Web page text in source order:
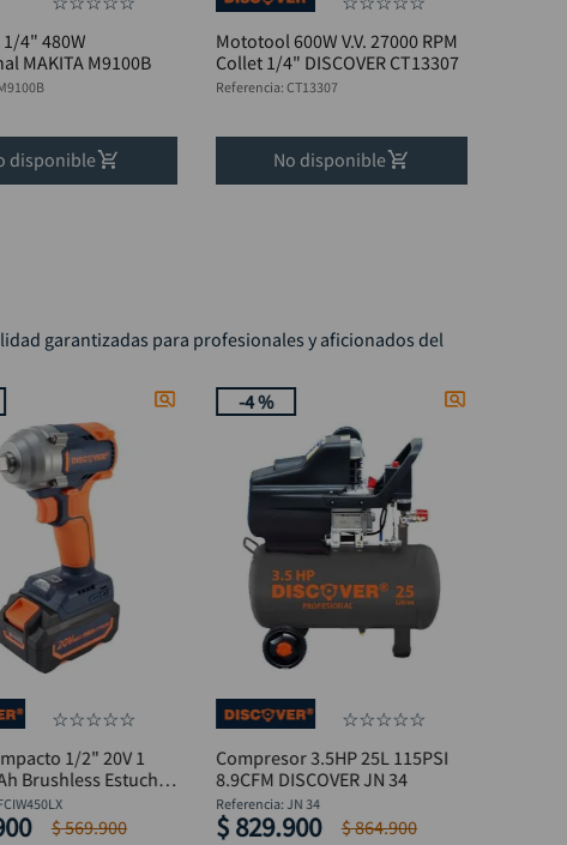
4" 480W
MAKITA M9100B
disponible
Mototool 600W V.V. 27000 RPM
Collet 1/4" DISCOVER CT13307
Referencia: CT13307
No disponible
garantizadas para profesionales y aficionados del
☆☆☆☆☆
1/2" 20V 1
Brushless Estuche
$569.900
-4 %
☆☆☆☆☆
Compresor 3.5HP 25L 115PSI
8.9CFM DISCOVER JN 34
Referencia: JN 34
$ 829.900 $864.900